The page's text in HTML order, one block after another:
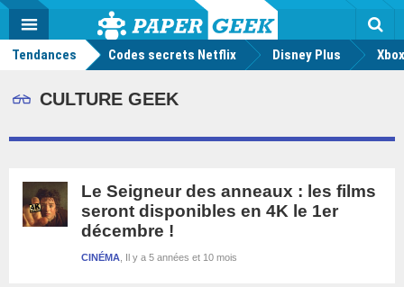
Actu
geek
MENU
Tendances Codes secrets Netflix Disney Plus
CULTURE GEEK
Le Seigneur des anneaux : les films
seront disponibles en 4K le 1er
décembre !
Il y a 5 années et 10 mois
CINÉMA
Mode
FacebookTwitter Youtube